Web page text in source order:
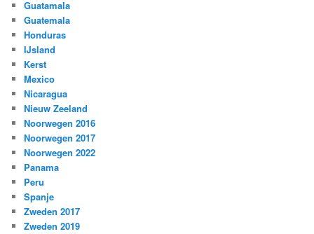
Guatamala
Guatemala
Honduras
IJsland
Kerst
Mexico
Nicaragua
Nieuw Zeeland
Noorwegen 2016
Noorwegen 2017
Noorwegen 2022
Panama
Peru
Spanje
Zweden 2017
Zweden 2019